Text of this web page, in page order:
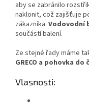
aby se zabránilo
naklonit, což zajišťuje
zákazníka. Vodovodní
součástí balení.
Ze stejné řady máme
GRECO a pohovka do
Vlasnosti: